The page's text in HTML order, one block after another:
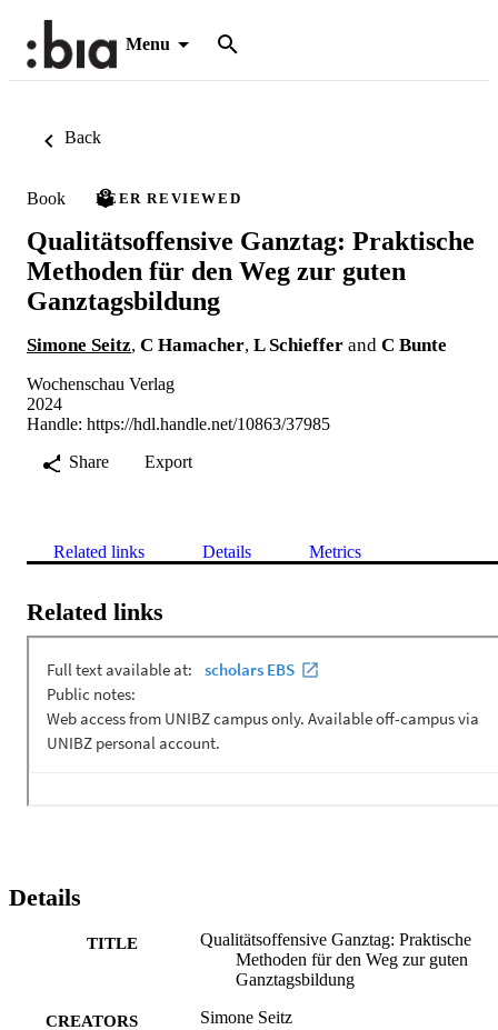
Menu
Back
Book PEER REVIEWED
Qualitätsoffensive Ganztag: Praktische
Methoden für den Weg zur guten
Ganztagsbildung
Simone Seitz, C Hamacher, L Schieffer and C Bunte
Wochenschau Verlag
2024
Handle: https://hdl.handle.net/10863/37985
Share
Export
Related links Details Metrics
Related links
Details
TITLE
Qualitätsoffensive Ganztag: Praktische
Methoden für den Weg zur guten
Ganztagsbildung
CREATORS
Simone Seitz